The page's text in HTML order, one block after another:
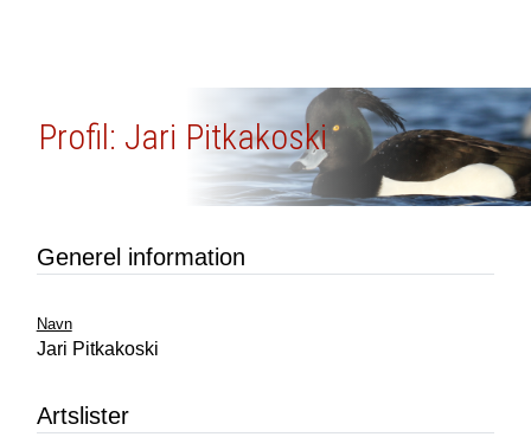
Profil: Jari Pitkakoski
Generel information
Navn
Jari Pitkakoski
Artslister